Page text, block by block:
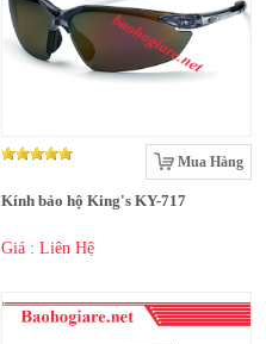
Mua Hàng
Kính bảo hộ King's KY-717
Giá : Liên Hệ